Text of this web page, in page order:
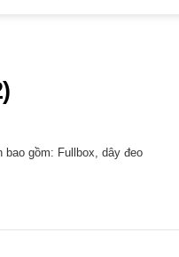
bao gồm: Fullbox, dây đeo